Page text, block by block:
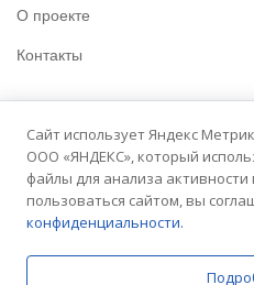
О проекте
Контакты
Политика конфиденциальности
Условия использования
Сайт университета
Сайт использует Яндекс
ООО «ЯНДЕКС», который
файлы для анализа
пользоваться сайтом, вы
конфиденциальности.